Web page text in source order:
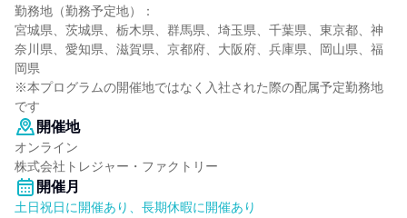
勤務地（勤務予定地）：
宮城県、茨城県、栃木県、群馬県、埼玉県、千葉県、東京都、神
奈川県、愛知県、滋賀県、京都府、大阪府、兵庫県、岡山県、福
岡県
※本プログラムの開催地ではなく入社された際の配属予定勤務地
です
開催地
オンライン
株式会社トレジャー・ファクトリー
開催月
土日祝日に開催あり、長期休暇に開催あり